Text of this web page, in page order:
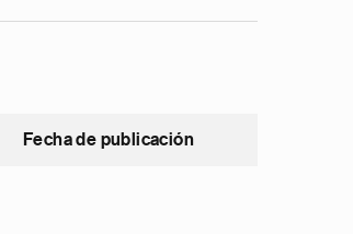
Fecha de publicación